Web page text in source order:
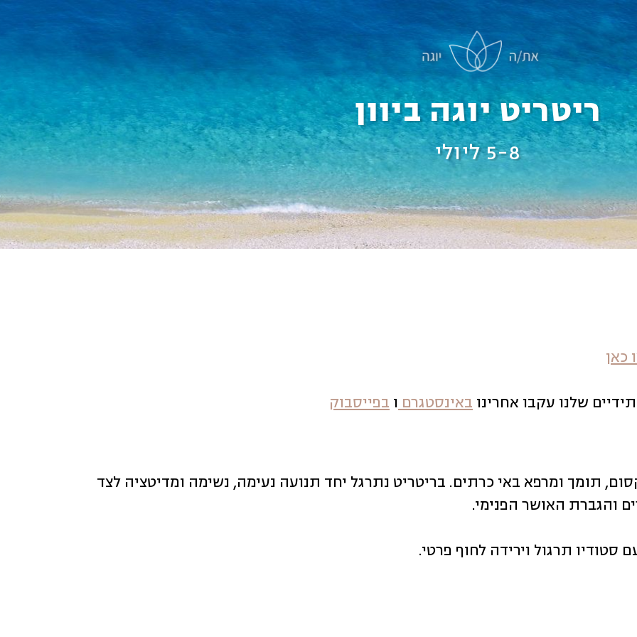
ריטריט יוגה ביוון
5-8 ליולי
כאן
שלנו עקבו אחרינו באינסטגרם ו בפייסבוק
תומך ומרפא באי כרתים. בריטריט נתרגל יחד תנועה נעימה, נשימה ומדיטציה לצד
והגברת האושר הפנימי.
סטודיו תרגול וירידה לחוף פרטי.